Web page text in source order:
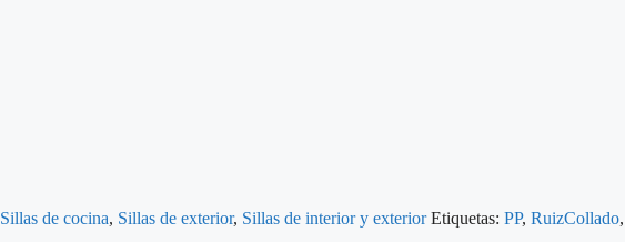
Sillas de cocina, Sillas de exterior, Sillas de interior y exterior Etiquetas: PP, RuizCollado,